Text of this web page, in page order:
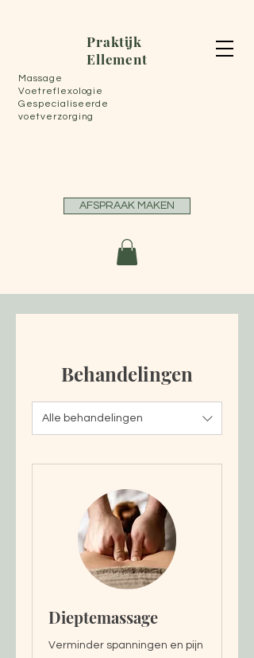
AFSPRAAK MAKEN
Praktijk
Ellement
Massage
Voetreflexologie
Gespecialiseerde
voetverzorging
Behandelingen
Alle behandelingen
Dieptemassage
Verminder spanningen en pijn